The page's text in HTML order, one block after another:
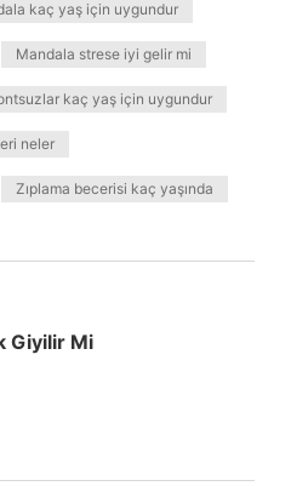
kaç yaş için uygundur
Mandala strese iyi gelir mi
kaç yaş için uygundur
neler
Zıplama becerisi kaç yaşında
Giyilir Mi